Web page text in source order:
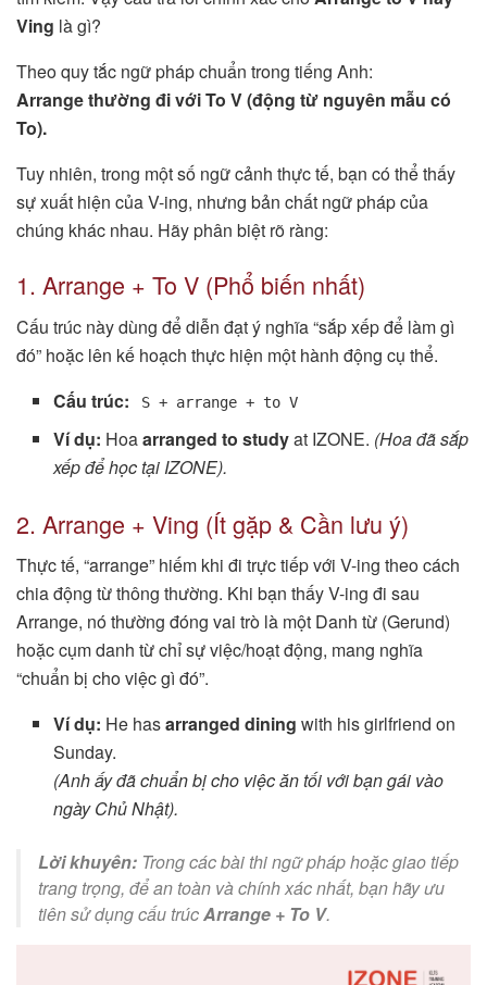
Ving là gì?
Theo quy tắc ngữ pháp chuẩn trong tiếng Anh:
Arrange thường đi với To V (động từ nguyên mẫu có
To).
Tuy nhiên, trong một số ngữ cảnh thực tế, bạn có thể thấy
sự xuất hiện của V-ing, nhưng bản chất ngữ pháp của
chúng khác nhau. Hãy phân biệt rõ ràng:
1. Arrange + To V (Phổ biến nhất)
Cấu trúc này dùng để diễn đạt ý nghĩa “sắp xếp để làm gì
đó” hoặc lên kế hoạch thực hiện một hành động cụ thể.
Cấu trúc:
S + arrange + to V
Ví dụ: Hoaarranged to studyat IZONE. (Hoa đã sắp
xếp để học tại IZONE).
2. Arrange + Ving (Ít gặp & Cần lưu ý)
Thực tế, “arrange” hiếm khi đi trực tiếp với V-ing theo cách
chia động từ thông thường. Khi bạn thấy V-ing đi sau
Arrange, nó thường đóng vai trò là một Danh từ (Gerund)
hoặc cụm danh từ chỉ sự việc/hoạt động, mang nghĩa
“chuẩn bị cho việc gì đó”.
Ví dụ: He hasarranged dining with his girlfriend on
Sunday.
(Anh ấy đã chuẩn bị cho việc ăn tối với bạn gái vào
ngày Chủ Nhật).
Lời khuyên: Trong các bài thi ngữ pháp hoặc giao tiếp
trang trọng, để an toàn và chính xác nhất, bạn hãy ưu
tiên sử dụng cấu trúcArrange + To V.